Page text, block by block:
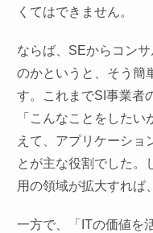
くてはできません。
ならば、SEからコン
のかというと、そう簡
す。これまでSI事業者
「こんなことをした
えて、アプリケーショ
とが主な役割でした。
用の領域が拡大すれば
一方で、「ITの価値を